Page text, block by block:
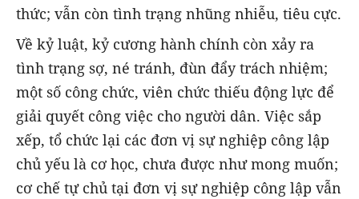
thức; vẫn còn tình trạng nhũng nhiễu, tiêu cực.
Về kỷ luật, kỷ cương hành chính còn xảy ra
tình trạng sợ, né tránh, đùn đẩy trách nhiệm;
một số công chức, viên chức thiếu động lực để
giải quyết công việc cho người dân. Việc sắp
xếp, tổ chức lại các đơn vị sự nghiệp công lập
chủ yếu là cơ học, chưa được như mong muốn;
cơ chế tự chủ tại đơn vị sự nghiệp công lập vẫn